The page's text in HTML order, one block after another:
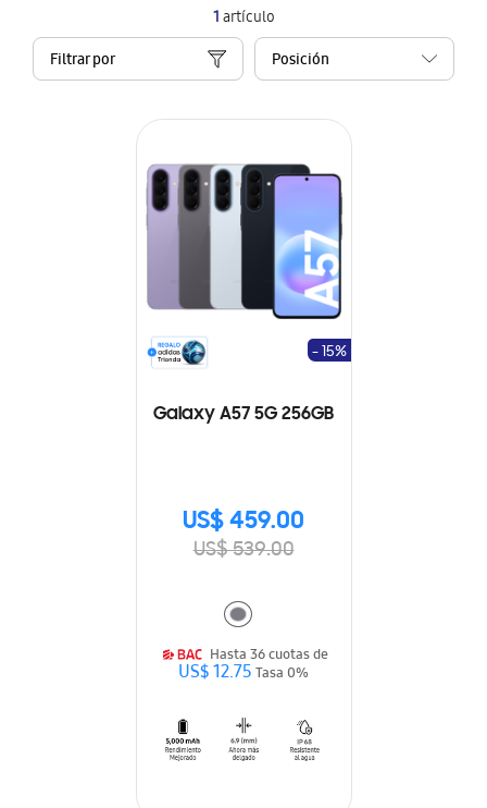
1artículo
Filtrar por
Galaxy A57 5G 256GB
US$ 459.00
US$ 539.00
- 15%
Hasta 36 cuotas de
US$ 12.75Tasa 0%